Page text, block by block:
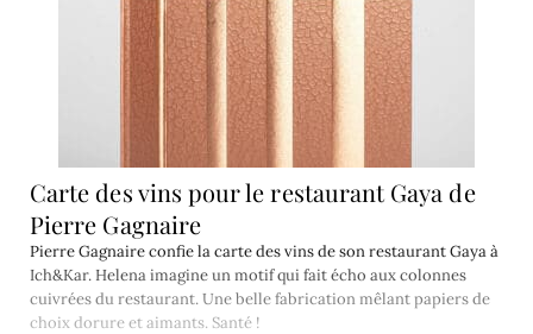
Carte des vins pour le restaurant Gaya de
Pierre Gagnaire
Pierre Gagnaire confie la carte des vins de son restaurant Gaya à
Ich&Kar. Helena imagine un motif qui fait écho aux colonnes
cuivrées du restaurant. Une belle fabrication mêlant papiers de
choix dorure et aimants. Santé !